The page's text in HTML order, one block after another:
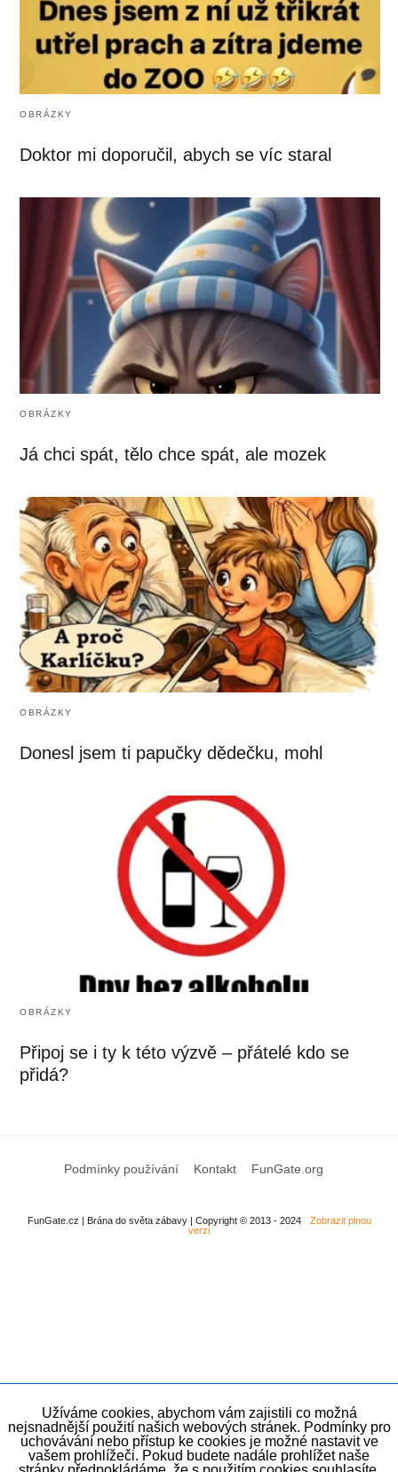
OBRÁZKY
Doktor mi doporučil, abych se víc staral
OBRÁZKY
Já chci spát, tělo chce spát, ale mozek
OBRÁZKY
Donesl jsem ti papučky dědečku, mohl
OBRÁZKY
Připoj se i ty k této výzvě – přátelé kdo se
přidá?
Podmínky používání Kontakt FunGate.org
FunGate.cz | Brána do světa zábavy | Copyright © 2013 - 2024
Zobrazit plnou
verzi
Užíváme cookies, abychom vám zajistili co možná
nejsnadnější použití našich webových stránek. Podmínky pro
uchovávání nebo přístup ke cookies je možné nastavit ve
vašem prohlížeči. Pokud budete nadále prohlížet naše